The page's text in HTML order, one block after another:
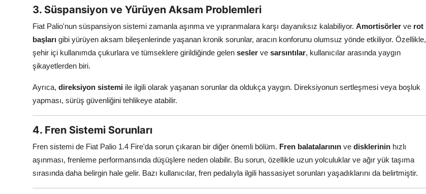
3. Süspansiyon ve Yürüyen Aksam Problemleri
Fiat Palio'nun süspansiyon sistemi zamanla aşınma ve yıpranmalara karşı dayanıksız kalabiliyor. Amortisörler ve rot
başları gibi yürüyen aksam bileşenlerinde yaşanan kronik sorunlar, aracın konforunu olumsuz yönde etkiliyor. Özellikle,
şehir içi kullanımda çukurlara ve tümseklere girildiğinde gelen sesler ve sarsıntılar, kullanıcılar arasında yaygın
şikayetlerden biri.
Ayrıca, direksiyon sistemi ile ilgili olarak yaşanan sorunlar da oldukça yaygın. Direksiyonun sertleşmesi veya boşluk
yapması, sürüş güvenliğini tehlikeye atabilir.
4. Fren Sistemi Sorunları
Fren sistemi de Fiat Palio 1.4 Fire'da sorun çıkaran bir diğer önemli bölüm. Fren balatalarının ve disklerinin hızlı
aşınması, frenleme performansında düşüşlere neden olabilir. Bu sorun, özellikle uzun yolculuklar ve ağır yük taşıma
sırasında daha belirgin hale gelir. Bazı kullanıcılar, fren pedalıyla ilgili hassasiyet sorunları yaşadıklarını da belirtmiştir.